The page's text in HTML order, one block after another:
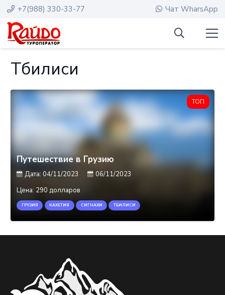
+7(988) 330-33-77 Чат WharsApp
Тбилиси
ТОП
Путешествие в Грузию
Дата:04/11/2023
06/11/2023
Цена: 290 долларов
ГРУЗИЯ КАХЕТИЯ СИГНАХИ ТБИЛИСИ